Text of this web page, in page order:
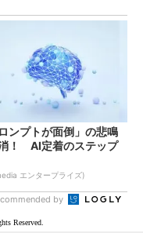
ロンプトが面倒」の悲鳴
！ AI定着のステップ
エンタープライズ)
by
Reserved.